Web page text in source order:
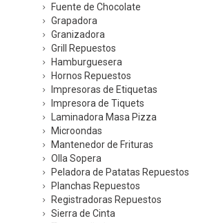
Fuente de Chocolate
Grapadora
Granizadora
Grill Repuestos
Hamburguesera
Hornos Repuestos
Impresoras de Etiquetas
Impresora de Tiquets
Laminadora Masa Pizza
Microondas
Mantenedor de Frituras
Olla Sopera
Peladora de Patatas Repuestos
Planchas Repuestos
Registradoras Repuestos
Sierra de Cinta